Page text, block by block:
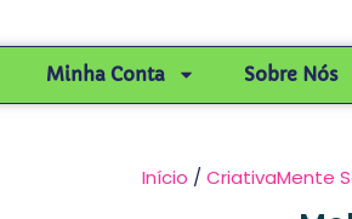
Minha Conta Sobre Nós
Início /CriativaMente